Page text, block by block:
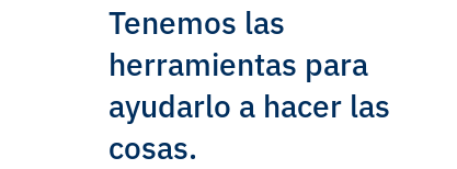
Tenemos las
herramientas para
ayudarlo a hacer las
cosas.